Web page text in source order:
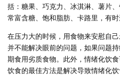
括：糖果、巧克力、冰淇淋、薯片
常富含糖、饱和脂肪、卡路里，有时
在压力大的时候，用食物来安慰自
并不能解决眼前的问题，如果问题
期食用劣质食物。此外，情绪化饮
饮食的最佳方法是解决导致情绪化